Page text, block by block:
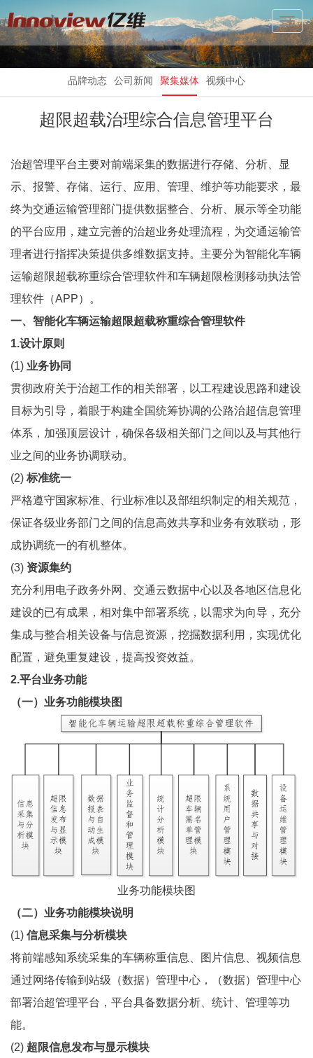
品牌动态 公司新闻 聚集媒体 视频中心
超限超载治理综合信息管理平台
治超管理平台主要对前端采集的数据进行存储、分析、显
示、报警、存储、运行、应用、管理、维护等功能要求，最
终为交通运输管理部门提供数据整合、分析、展示等全功能
的平台应用，建立完善的治超业务处理流程，为交通运输管
理者进行指挥决策提供多维数据支持。主要分为智能化车辆
运输超限超载称重综合管理软件和车辆超限检测移动执法管
理软件（APP）。
一、智能化车辆运输超限超载称重综合管理软件
1.设计原则
(1) 业务协同
贯彻政府关于治超工作的相关部署，以工程建设思路和建设
目标为引导，着眼于构建全国统筹协调的公路治超信息管理
体系，加强顶层设计，确保各级相关部门之间以及与其他行
业之间的业务协调联动。
(2) 标准统一
严格遵守国家标准、行业标准以及部组织制定的相关规范，
保证各级业务部门之间的信息高效共享和业务有效联动，形
成协调统一的有机整体。
(3) 资源集约
充分利用电子政务外网、交通云数据中心以及各地区信息化
建设的已有成果，相对集中部署系统，以需求为向导，充分
集成与整合相关设备与信息资源，挖掘数据利用，实现优化
配置，避免重复建设，提高投资效益。
2.平台业务功能
（一）业务功能模块图
业务功能模块图
（二）业务功能模块说明
(1) 信息采集与分析模块
将前端感知系统采集的车辆称重信息、图片信息、视频信息
通过网络传输到站级（数据）管理中心，（数据）管理中心
部署治超管理平台，平台具备数据分析、统计、管理等功
能。
(2) 超限信息发布与显示模块